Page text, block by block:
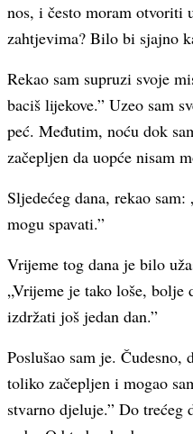
nos, i često moram otvoriti
zahtjevima? Bilo bi sjajno
Rekao sam supruzi svoje
baciš lijekove.” Uzeo sam
peć. Međutim, noću dok
začepljen da uopće nisam
Sljedećeg dana, rekao
mogu spavati.”
Vrijeme tog dana je bilo
„Vrijeme je tako loše, bolje
izdržati još jedan dan.”
Poslušao sam je.
toliko začepljen i mogao
stvarno djeluje.” Do trećeg